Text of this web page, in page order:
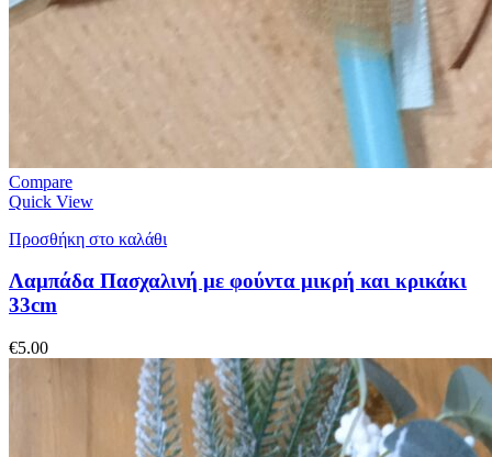
Compare
Quick View
Προσθήκη στο καλάθι
Λαμπάδα Πασχαλινή με φούντα μικρή και κρικάκι
33cm
€5.00